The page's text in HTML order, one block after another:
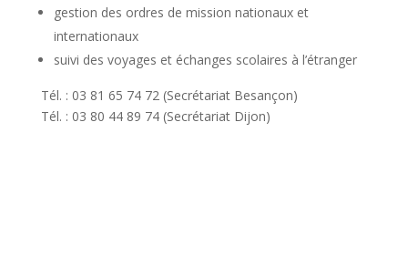
gestion des ordres de mission nationaux et
internationaux
suivi des voyages et échanges scolaires à l’étranger
Tél. : 03 81 65 74 72 (Secrétariat Besançon)
Tél. : 03 80 44 89 74 (Secrétariat Dijon)